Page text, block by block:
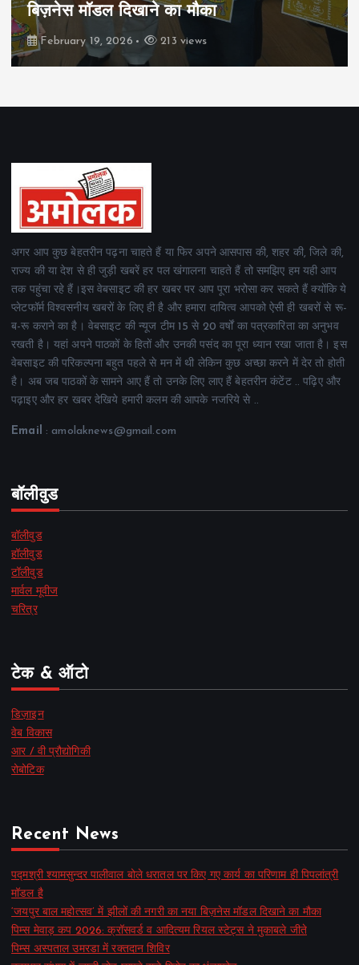
बिज़नेस मॉडल दिखाने का मौका
February 19, 2026 213 views
अगर आप कुछ बेहतरीन पढ़ना चाहते हैं या फिर अपने आसपास की, शहर की, जिले की,
राज्य की या देश से ही जुड़ी खबरें हर पल खंगालना चाहते हैं तो समझिए हम यही आप
तक पहुंचा रहे हैं।इस वेबसाइट की हर खबर पर आप पूरा भरोसा कर सकते हैं क्योंकि ये
प्लेटफॉर्म विश्वसनीय खबरों के लिए ही है और हमारा दायित्व आपको ऐसी ही खबरों से रू-
ब-रू कराने का है। वेबसाइट की न्यूज टीम 15 से 20 वर्षों का पत्रकारिता का अनुभव
रखती है। यहां अपने पाठकों के हितों और उनकी पसंद का पूरा ध्यान रखा जाता है। इस
वेबसाइट की परिकल्पना बहुत पहले से मन में थी लेकिन कुछ अच्छा करने में देर तो होती
है। अब जब पाठकों के सामने आए हैं तो उनके लिए लाए हैं बेहतरीन कंटेंट .. पढ़िए और
पढ़ाइए और हर खबर देखिये हमारी कलम की आपके नजरिये से ..
Email : amolaknews@gmail.com
बॉलीवुड
बॉलीवुड
हॉलीवुड
टॉलीवुड
मार्वल मूवीज
चरित्र
टेक & ऑटो
डिज़ाइन
वेब विकास
आर / वी प्रौद्योगिकी
रोबोटिक
Recent News
पद्मश्री श्यामसुन्दर पालीवाल बोले धरातल पर किए गए कार्य का परिणाम ही पिपलांत्री
मॉडल है
‘जयपुर बाल महोत्सव’ में झीलों की नगरी का नया बिज़नेस मॉडल दिखाने का मौका
पिम्स मेवाड़ कप 2026: क्रॉसवर्ड व आदित्यम रियल स्टेट्स ने मुकाबले जीते
पिम्स अस्पताल उमरडा में रक्तदान शिविर